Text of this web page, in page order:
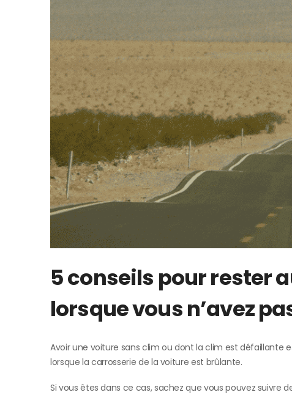
5 conseils pour rester
lorsque vous n’avez
Avoir une voiture sans clim ou dont la clim est défaillante
lorsque la carrosserie de la voiture est brûlante.
Si vous êtes dans ce cas, sachez que vous pouvez suivre